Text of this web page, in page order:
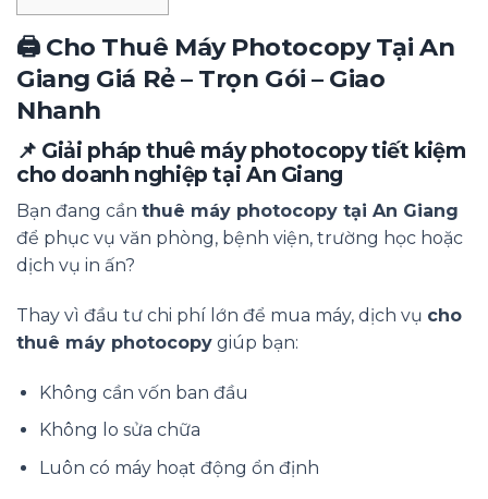
🖨️ Cho Thuê Máy Photocopy TạiAn
Giang Giá Rẻ – Trọn Gói – Giao
Nhanh
📌 Giải pháp thuê máy photocopy tiết kiệm
cho doanh nghiệp tại An Giang
Bạn đang cần thuê máy photocopy tại An Giang
để phục vụ văn phòng, bệnh viện, trường học hoặc
dịch vụ in ấn?
Thay vì đầu tư chi phí lớn để mua máy, dịch vụ cho
thuê máy photocopy giúp bạn:
Không cần vốn ban đầu
Không lo sửa chữa
Luôn có máy hoạt động ổn định